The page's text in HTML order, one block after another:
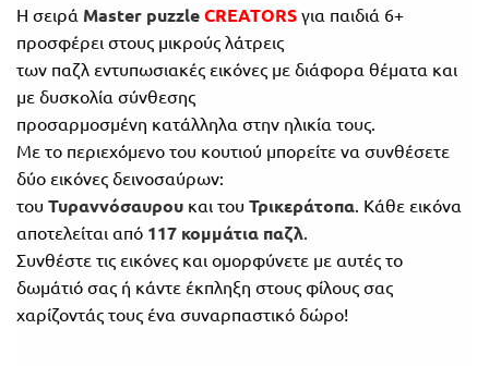
ενηλίκων –
Διά Βίου
Μάθηση
Βιβλιοθήκη
του
εκπαιδευτικού
Πανελλήνιοι
Μαθητικοί
Διαγωνισμοί
Παζλ και
Τάξη
Β΄
Τάξη
Γ΄
Τάξη
Ε.ΠΑΛ.
Για
όλο
Η σειρά Master puzzleCREATORS για παιδιά 6+
προσφέρει στους μικρούς λάτρεις
των παζλ εντυπωσιακές εικόνες με διάφορα θέματα και
με δυσκολία σύνθεσης
προσαρμοσμένη κατάλληλα στην ηλικία τους.
Με το περιεχόμενο του κουτιού μπορείτε να συνθέσετε
δύο εικόνες δεινοσαύρων:
του Τυραννόσαυρου και του Τρικεράτοπα . Κάθε εικόνα
αποτελείται από 117 κομμάτια παζλ
Συνθέστε τις εικόνες και ομορφύνετε με αυτές το
δωμάτιό σας ή κάντε έκπληξη στους φίλους σας
χαρίζοντάς τους ένα συναρπαστικό δώρο!